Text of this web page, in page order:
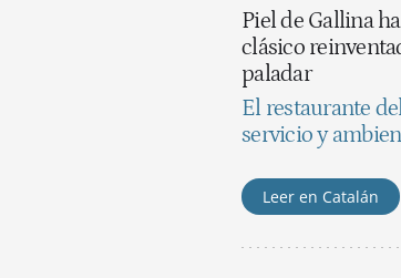
Piel de Gallina
clásico
paladar
El restaurante
servicio y
Leer en Catalán